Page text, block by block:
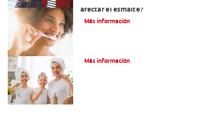
afectar el esmalte?
Más información
Más información